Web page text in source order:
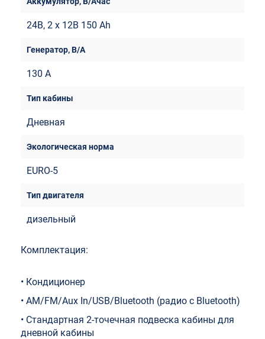
24В, 2 x 12В 150 Ah
130 A
Дневная
EURO-5
дизельный
Комплектация:
• Кондиционер
• AM/FM/Aux In/USB/Bluetooth (радио с Bluetooth)
• Стандартная 2-точечная подвеска кабины для
дневной кабины